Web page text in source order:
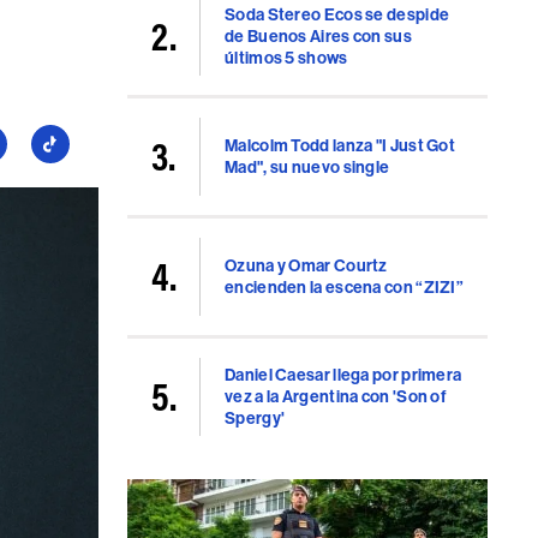
Seguí
Soda Stereo Ecos se despide
de Buenos Aires con sus
últimos 5 shows
Malcolm Todd lanza "I Just Got
Mad", su nuevo single
Ozuna y Omar Courtz
encienden la escena con “ZIZI”
Daniel Caesar llega por primera
vez a la Argentina con 'Son of
Spergy'